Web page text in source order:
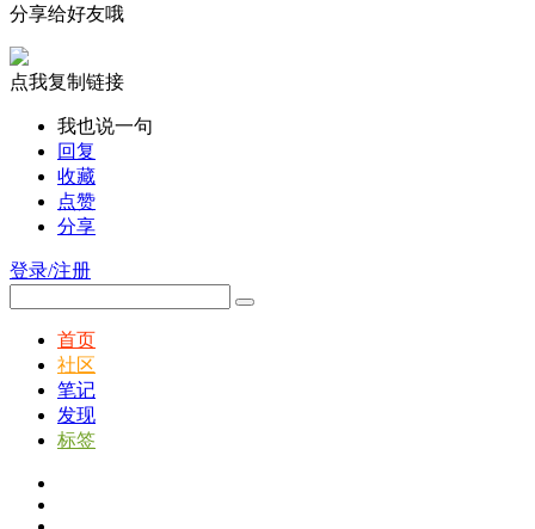
分享给好友哦
点我复制链接
我也说一句
回复
收藏
点赞
分享
登录/注册
首页
社区
笔记
发现
标签